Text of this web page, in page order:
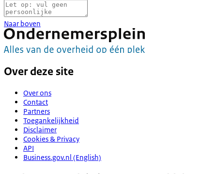
Naar boven
Over deze site
Over ons
Contact
Partners
Toegankelijkheid
Disclaimer
Cookies & Privacy
API
Business.gov.nl (English)